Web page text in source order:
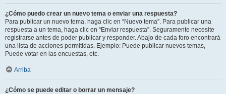
¿Cómo puedo crear un nuevo tema o enviar una respuesta?
Para publicar un nuevo tema, haga clic en “Nuevo tema”. Para publicar una
respuesta a un tema, haga clic en “Enviar respuesta”. Seguramente necesite
registrarse antes de poder publicar y responder. Abajo de cada foro encontrará
una lista de acciones permitidas. Ejemplo: Puede publicar nuevos temas,
Puede votar en las encuestas, etc.
Arriba
¿Cómo se puede editar o borrar un mensaje?